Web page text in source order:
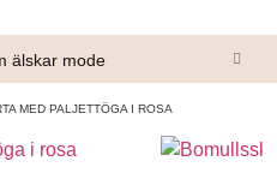
älskar mode
MED PALJETTÖGA I ROSA